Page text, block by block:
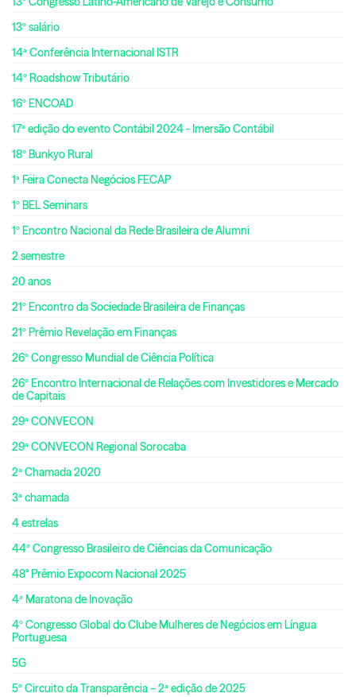
13º salário
14ª Conferência Internacional ISTR
14º Roadshow Tributário
16º ENCOAD
17ª edição do evento Contábil 2024 - Imersão Contábil
18º Bunkyo Rural
1ª Feira Conecta Negócios FECAP
1º BEL Seminars
1º Encontro Nacional da Rede Brasileira de Alumni
2 semestre
20 anos
21º Encontro da Sociedade Brasileira de Finanças
21º Prêmio Revelação em Finanças
26º Congresso Mundial de Ciência Política
26º Encontro Internacional de Relações com Investidores e Mercado
de Capitais
29ª CONVECON
29ª CONVECON Regional Sorocaba
2ª Chamada 2020
3ª chamada
4 estrelas
44º Congresso Brasileiro de Ciências da Comunicação
48° Prêmio Expocom Nacional 2025
4ª Maratona de Inovação
4º Congresso Global do Clube Mulheres de Negócios em Língua
Portuguesa
5G
5º Circuito da Transparência – 2ª edição de 2025